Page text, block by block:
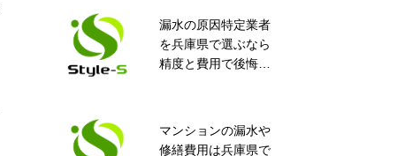
漏水の原因特定業者
を兵庫県で選ぶなら
精度と費用で後悔し
マンションの漏水や
修繕費用は兵庫県で
外壁タイル工事は株
式会社Style-Sにお任
せください！
止水工事で補助金が
もらえるってホン